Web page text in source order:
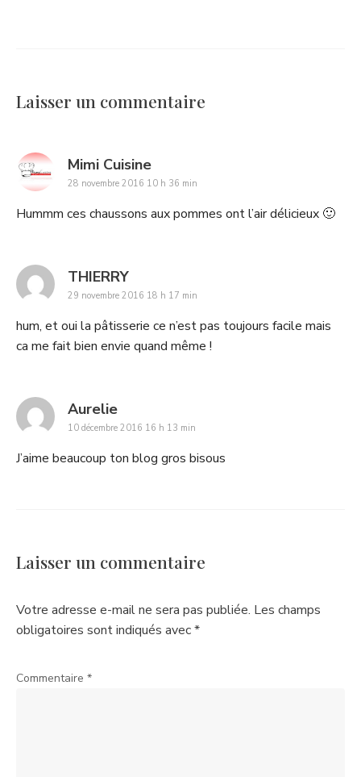
Laisser un commentaire
Mimi Cuisinesays:
28 novembre 2016 10 h 36 min
Hummm ces chaussons aux pommes ont l’air délicieux 🙂
THIERRYsays:
29 novembre 2016 18 h 17 min
hum, et oui la pâtisserie ce n’est pas toujours facile mais
ca me fait bien envie quand même !
Aureliesays:
10 décembre 2016 16 h 13 min
J’aime beaucoup ton blog gros bisous
Laisser un commentaire
Votre adresse e-mail ne sera pas publiée. Les champs
obligatoires sont indiqués avec*
Commentaire *